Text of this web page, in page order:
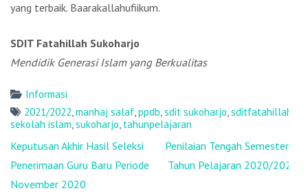
yang terbaik. Baarakallahufiikum.
SDIT Fatahillah Sukoharjo
Mendidik Generasi Islam yang Berkualitas
Informasi
2021/2022,manhaj salaf,ppdb,sdit sukoharjo,sditfatahillah
sekolah islam,sukoharjo, tahunpelajaran
Post
navigation
Keputusan Akhir Hasil Seleksi
Penerimaan Guru Baru Periode
November 2020
Penilaian Tengah Semester 2
Tahun Pelajaran 2020/2021